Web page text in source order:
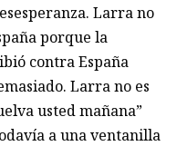
Larra no
porque la
contra España
Larra no es
usted mañana”
a una ventanilla